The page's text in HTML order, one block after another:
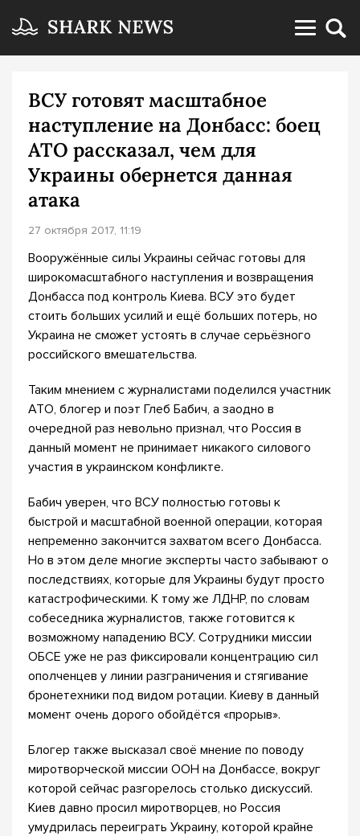
ВСУ готовят масштабное
наступление на Донбасс: боец
АТО рассказал, чем для
Украины обернется данная
атака
27 октября 2017, 11:19
Вооружённые силы Украины сейчас готовы для
широкомасштабного наступления и возвращения
Донбасса под контроль Киева. ВСУ это будет
стоить больших усилий и ещё больших потерь, но
Украина не сможет устоять в случае серьёзного
российского вмешательства.
Таким мнением с журналистами поделился участник
АТО, блогер и поэт Глеб Бабич, а заодно в
очередной раз невольно признал, что Россия в
данный момент не принимает никакого силового
участия в украинском конфликте.
Бабич уверен, что ВСУ полностью готовы к
быстрой и масштабной военной операции, которая
непременно закончится захватом всего Донбасса.
Но в этом деле многие эксперты часто забывают о
последствиях, которые для Украины будут просто
катастрофическими. К тому же ЛДНР, по словам
собеседника журналистов, также готовится к
возможному нападению ВСУ. Сотрудники миссии
ОБСЕ уже не раз фиксировали концентрацию сил
ополченцев у линии разграничения и стягивание
бронетехники под видом ротации. Киеву в данный
момент очень дорого обойдётся «прорыв».
Блогер также высказал своё мнение по поводу
миротворческой миссии ООН на Донбассе, вокруг
которой сейчас разгорелось столько дискуссий.
Киев давно просил миротворцев, но Россия
умудрилась переиграть Украину, которой крайне